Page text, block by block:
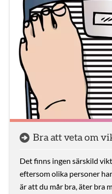
Bra att veta om
Det finns ingen särskild
eftersom olika personer
är att du mår bra, äter bra